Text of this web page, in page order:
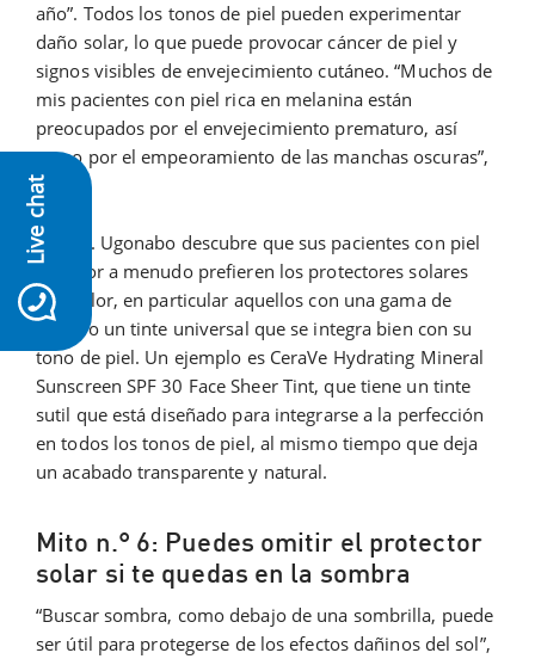
Live chat
icon-whatsapp
año”. Todos los tonos de piel pueden experimentar
daño solar, lo que puede provocar cáncer de piel y
signos visibles de envejecimiento cutáneo. “Muchos de
mis pacientes con piel rica en melanina están
preocupados por el envejecimiento prematuro, así
como por el empeoramiento de las manchas oscuras”,
dice.
La Dra. Ugonabo descubre que sus pacientes con piel
de color a menudo prefieren los protectores solares
con color, en particular aquellos con una gama de
tonos o un tinte universal que se integra bien con su
tono de piel. Un ejemplo es CeraVe Hydrating Mineral
Sunscreen SPF 30 Face Sheer Tint, que tiene un tinte
sutil que está diseñado para integrarse a la perfección
en todos los tonos de piel, al mismo tiempo que deja
un acabado transparente y natural.
Mito n.° 6: Puedes omitir el protector
solar si te quedas en la sombra
“Buscar sombra, como debajo de una sombrilla, puede
ser útil para protegerse de los efectos dañinos del sol”,